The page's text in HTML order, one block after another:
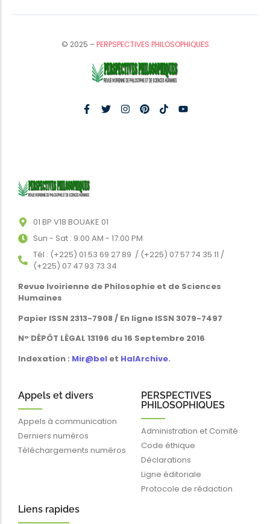
© 2025 –PERPSPECTIVES PHILOSOPHIQUES
01 BP V18 BOUAKE 01
Sun - Sat : 9:00 AM - 17:00 PM
Tél : (+225) 01 53 69 27 89 / (+225) 07 57 74 35 11 /
(+225) 07 47 93 73 34
Revue Ivoirienne de Philosophie et de Sciences
Humaines
Papier ISSN 2313-7908 / En ligne ISSN 3079-7497
N° DÉPÔT LÉGAL 13196 du 16 Septembre 2016
Indexation : Mir@bel et HalArchive.
Appels et divers
Appels à communication
Derniers numéros
Téléchargements numéros
PERSPECTIVES
PHILOSOPHIQUES
Administration et Comité
Code éthique
Déclarations
Ligne éditoriale
Protocole de rédaction
Liens rapides